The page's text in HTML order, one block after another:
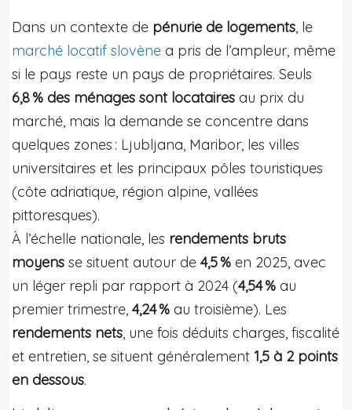
Dans un contexte de pénurie de logements, le
marché locatif slovène a pris de l’ampleur, même
si le pays reste un pays de propriétaires. Seuls
6,8 % des ménages sont locataires au prix du
marché, mais la demande se concentre dans
quelques zones : Ljubljana, Maribor, les villes
universitaires et les principaux pôles touristiques
(côte adriatique, région alpine, vallées
pittoresques).
À l’échelle nationale, les rendements bruts
moyens se situent autour de 4,5 % en 2025, avec
un léger repli par rapport à 2024 (4,54 % au
premier trimestre, 4,24 % au troisième). Les
rendements nets, une fois déduits charges, fiscalité
et entretien, se situent généralement 1,5 à 2 points
en dessous.